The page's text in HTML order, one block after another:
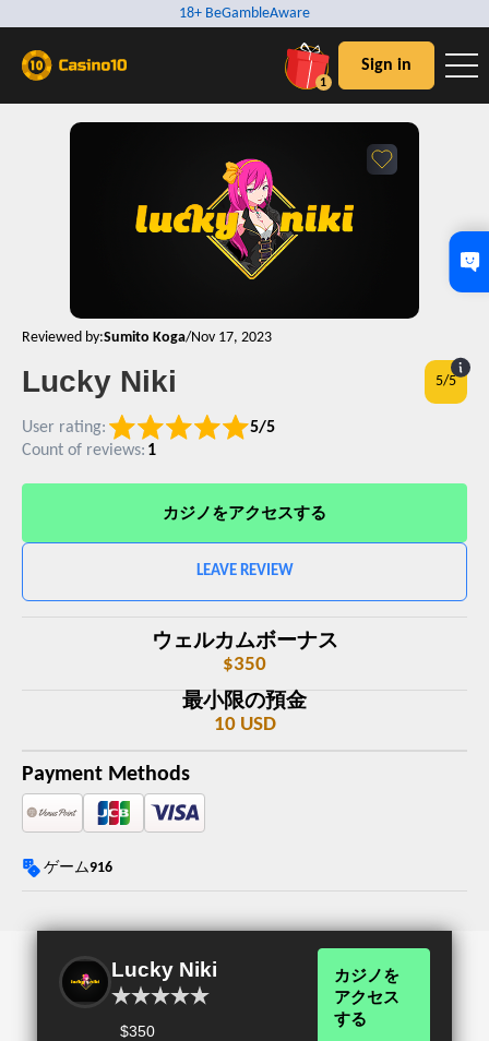
18+ BeGambleAware
1
Sign in
Reviewed by:Sumito Koga/Nov 17, 2023
Lucky Niki 5/5
User rating:
5/5
Count of reviews: 1
カジノをアクセスする
LEAVE REVIEW
ウェルカムボーナス
$350
最小限の預金
10 USD
Payment Methods
ゲーム916
Lucky Niki
$350
カジノを
アクセス
する